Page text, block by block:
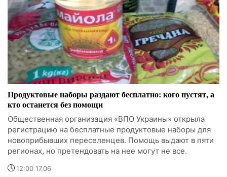
Продуктовые наборы раздают бесплатно: кого пустят, а
кто останется без помощи
Общественная организация «ВПО Украины» открыла
регистрацию на бесплатные продуктовые наборы для
новоприбывших переселенцев. Помощь выдают в пяти
регионах, но претендовать на нее могут не все.
12:00 17.06